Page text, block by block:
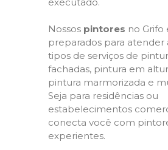
Nossos pintores no Grifo
preparados para atender
tipos de serviços de
fachadas, pintura em
pintura marmorizada e
Seja para residências ou
estabelecimentos
conecta você com
experientes.